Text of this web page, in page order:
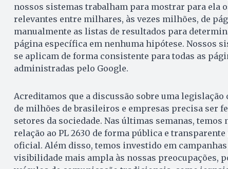
nossos sistemas trabalham para mostrar para ela
relevantes entre milhares, às vezes milhões, de
manualmente as listas de resultados para
página específica em nenhuma hipótese. Nossos
se aplicam de forma consistente para todas as
administradas pelo Google.
Acreditamos que a discussão sobre uma legislação
de milhões de brasileiros e empresas precisa ser
setores da sociedade. Nas últimas semanas, temos
relação ao PL 2630 de forma pública e
oficial. Além disso, temos investido em
visibilidade mais ampla às nossas preocupações,